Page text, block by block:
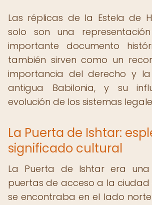
Las réplicas de la Estela de
solo son una
importante documento
también sirven como un
importancia del derecho y
antigua Babilonia, y su
evolución de los sistemas
La Puerta de Ishtar:
significado cultural
La Puerta de Ishtar era
puertas de acceso a la ciudad
se encontraba en el lado